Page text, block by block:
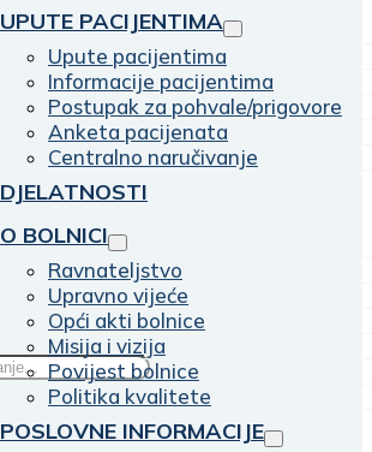
UPUTE PACIJENTIMA
Upute pacijentima
Informacije pacijentima
Postupak za pohvale/prigovore
Anketa pacijenata
Centralno naručivanje
DJELATNOSTI
O BOLNICI
Ravnateljstvo
Upravno vijeće
Opći akti bolnice
Misija i vizija
Povijest bolnice
Politika kvalitete
POSLOVNE INFORMACIJE